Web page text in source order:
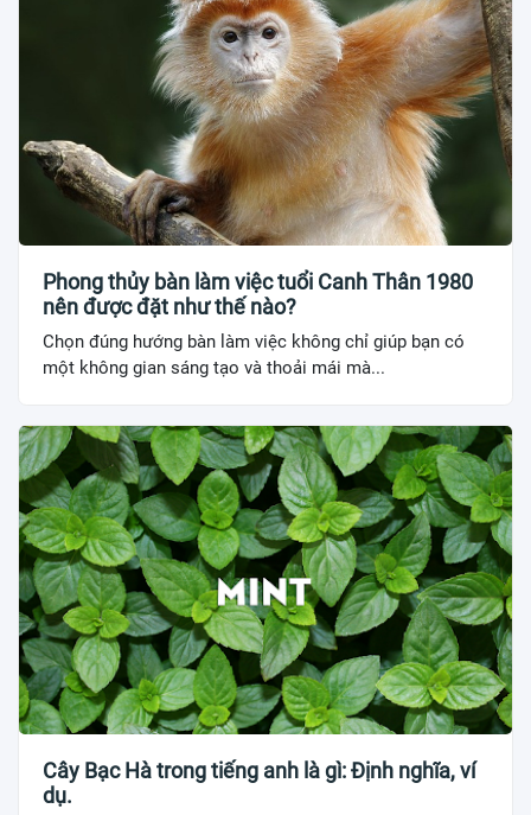
Phong thủy bàn làm việc tuổi Canh Thân 1980
nên được đặt như thế nào?
Chọn đúng hướng bàn làm việc không chỉ giúp bạn có
một không gian sáng tạo và thoải mái mà...
Cây Bạc Hà trong tiếng anh là gì: Định nghĩa, ví
dụ.